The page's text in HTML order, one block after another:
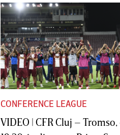
CONFERENCE LEAGUE
VIDEO | CFR Cluj – Tromso,